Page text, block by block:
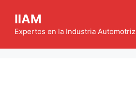
contenido
IIAM
Expertos en la Industria Automotriz